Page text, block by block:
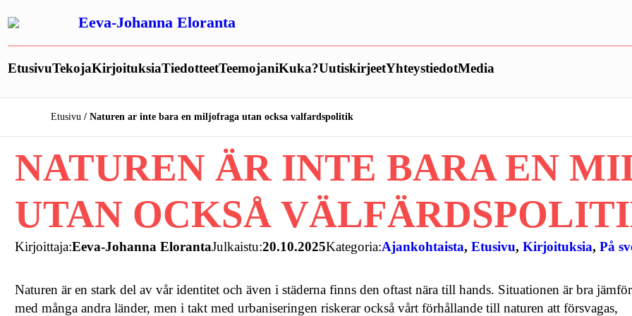
sisältöön
Eeva-Johanna Eloranta
EtusivuTekojaKirjoituksiaTiedotteetTeemojaniKuka?UutiskirjeetYhteystiedotMedia
Etusivu Naturen ar inte bara en miljofraga utan ocksa valfardspolitik
NATUREN ÄR INTE BARA EN
UTAN OCKSÅ
Kirjoittaja:Eeva-Johanna ElorantaJulkaistu:20.10.2025Kategoria:Ajankohtaista, Etusivu, Kirjoituksia, På
Naturen är en stark del av vår identitet och även i städerna finns den oftast nära till hands. Situationen är bra
med många andra länder, men i takt med urbaniseringen riskerar också vårt förhållande till naturen att försvagas,